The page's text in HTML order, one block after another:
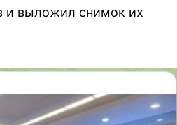
и выложил снимок их